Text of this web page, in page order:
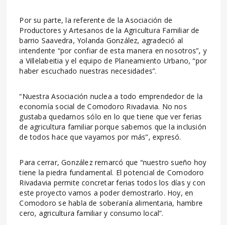
Por su parte, la referente de la Asociación de
Productores y Artesanos de la Agricultura Familiar de
barrio Saavedra, Yolanda González, agradeció al
intendente “por confiar de esta manera en nosotros”, y
a Villelabeitia y el equipo de Planeamiento Urbano, “por
haber escuchado nuestras necesidades”.
“Nuestra Asociación nuclea a todo emprendedor de la
economía social de Comodoro Rivadavia. No nos
gustaba quedarnos sólo en lo que tiene que ver ferias
de agricultura familiar porque sabemos que la inclusión
de todos hace que vayamos por más”, expresó.
Para cerrar, González remarcó que “nuestro sueño hoy
tiene la piedra fundamental. El potencial de Comodoro
Rivadavia permite concretar ferias todos los días y con
este proyecto vamos a poder demostrarlo. Hoy, en
Comodoro se habla de soberanía alimentaria, hambre
cero, agricultura familiar y consumo local”.